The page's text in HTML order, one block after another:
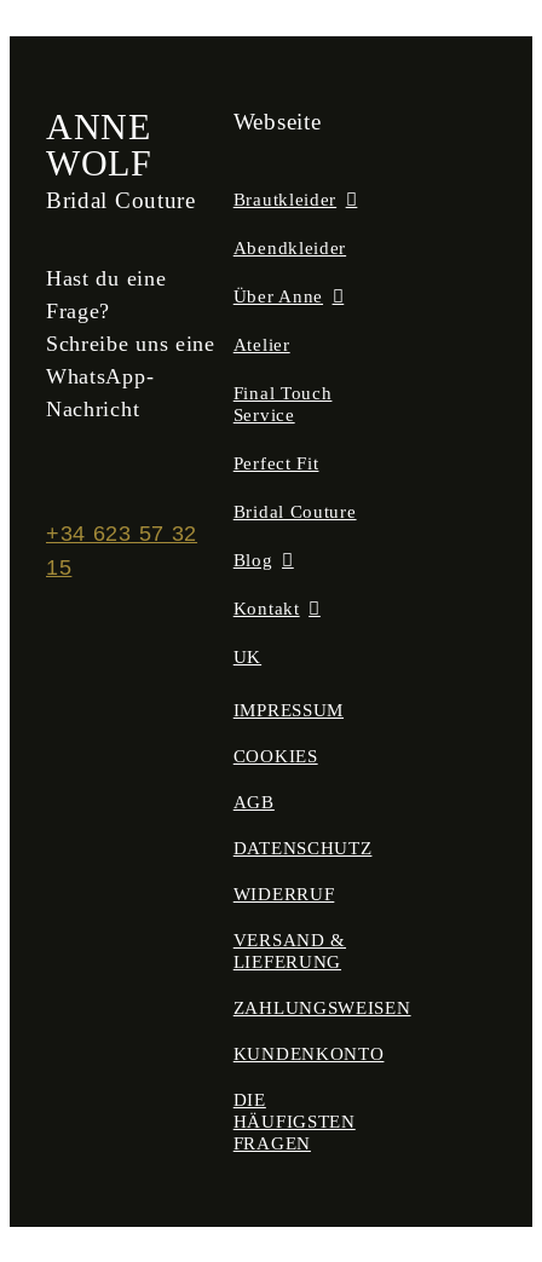
ANNE
WOLF
Bridal Couture
Hast du eine
Frage?
Schreibe uns eine
WhatsApp-
Nachricht
+34 623 57 32
15
Webseite
Brautkleider
Abendkleider
Über Anne
Atelier
Final Touch
Service
Perfect Fit
Bridal Couture
Blog
Kontakt
UK
IMPRESSUM
COOKIES
AGB
DATENSCHUTZ
WIDERRUF
VERSAND &
LIEFERUNG
ZAHLUNGSWEISEN
KUNDENKONTO
DIE
HÄUFIGSTEN
FRAGEN